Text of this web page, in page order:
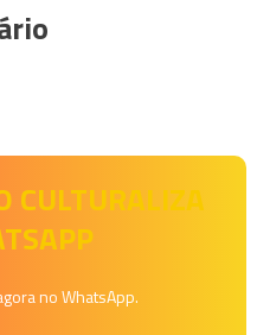
CULTURALIZA
no WhatsApp.